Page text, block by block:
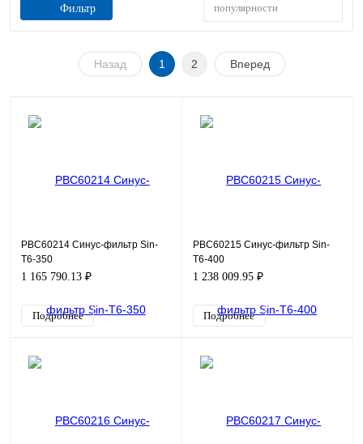
Фильтр популярности
Назад 1 2 Вперед
PBC60214 Синус-фильтр Sin-
T6-350
1 165 790.13 ₽
Подробнее
PBC60215 Синус-фильтр Sin-
T6-400
1 238 009.95 ₽
Подробнее